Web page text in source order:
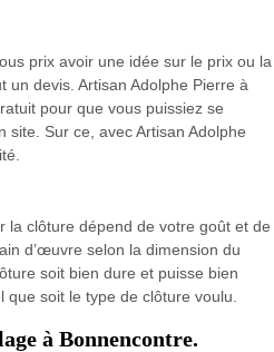
prix avoir une idée sur le prix ou la
devis. Artisan Adolphe Pierre à
pour que vous puissiez se
Sur ce, avec Artisan Adolphe
la clôture dépend de votre goût et de
d’œuvre selon la dimension du
soit bien dure et puisse bien
soit le type de clôture voulu.
à Bonnencontre.